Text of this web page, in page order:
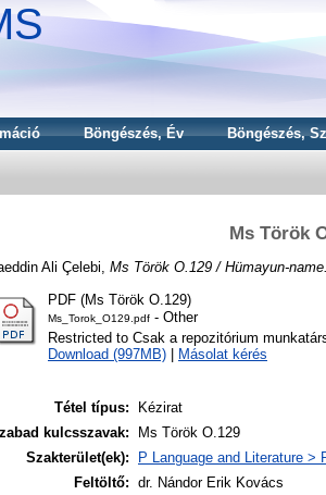
Böngészés, Év Böngészés,
Ms Török
Ali Çelebi, Ms Török O.129 / Hümayun-
PDF (Ms Török O.129)
Ms_Torok_O129.pdf - Other
Restricted to Csak a repozitórium
Download (997MB)
Másolat kérés
Tétel típus:
Kézirat
kulcsszavak:
Ms Török O.129
Szakterület(ek):
P Language and Literature >
Feltöltő: dr. Nándor Erik Kovács